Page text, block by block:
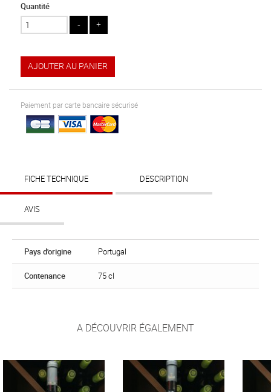
Quantité
AJOUTER AU PANIER
Paiement par carte bancaire sécurisé
FICHE TECHNIQUE DESCRIPTION
AVIS
Pays d'origine Portugal
Contenance 75 cl
A DÉCOUVRIR ÉGALEMENT